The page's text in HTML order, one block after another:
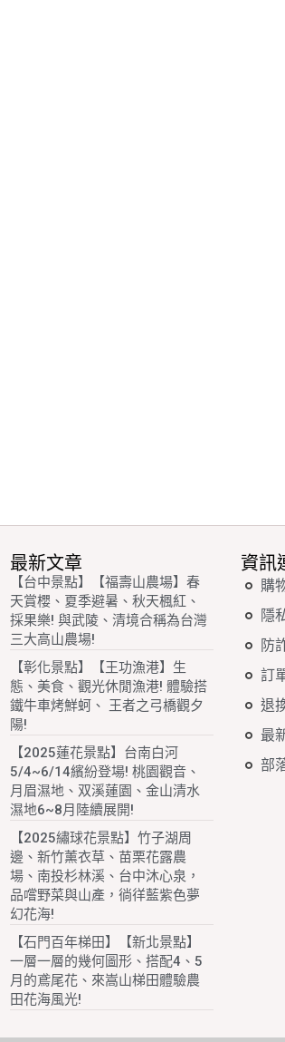
最新文章
【台中景點】【福壽山農場】春
天賞櫻、夏季避暑、秋天楓紅、
採果樂! 與武陵、清境合稱為台灣
三大高山農場!
【彰化景點】【王功漁港】生
態、美食、觀光休閒漁港! 體驗搭
鐵牛車烤鮮蚵、 王者之弓橋觀夕
陽!
【2025蓮花景點】台南白河
5/4~6/14繽紛登場! 桃園觀音、
月眉濕地、双溪蓮園、金山清水
濕地6~8月陸續展開!
【2025繡球花景點】竹子湖周
邊、新竹薰衣草、苗栗花露農
場、南投杉林溪、台中沐心泉，
品嚐野菜與山產，徜徉藍紫色夢
幻花海!
【石門百年梯田】【新北景點】
一層一層的幾何圖形、搭配4、5
月的鳶尾花、來嵩山梯田體驗農
田花海風光!
資訊
購
隱
防
訂
退
最
部